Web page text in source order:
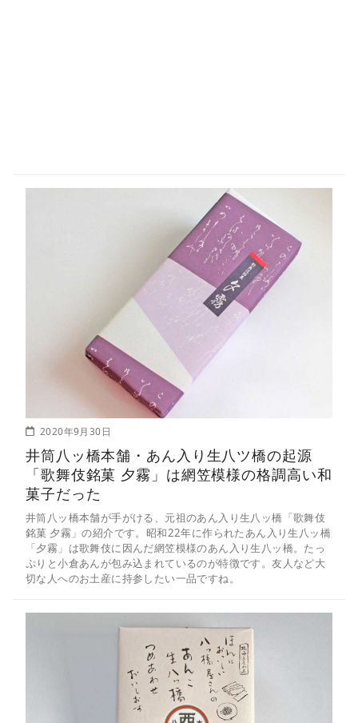
2020年9月30日
井筒八ッ橋本舗・あん入り生八ツ橋の起源
「歌舞伎銘菓 夕霧」は網笠模様の格調高い和
菓子だった
井筒八ッ橋本舗が手がける、元祖のあん入り生八ッ橋「歌舞伎
銘菓 夕霧」の紹介です。昭和22年に作られたあん入り生八ッ橋
「夕霧」は歌舞伎に因んだ網笠模様のあん入り生八ッ橋。たっ
ぷりと小倉あんが包み込まれているのが特徴です。友人など大
切な人へのお土産に持参したい一品ですね。